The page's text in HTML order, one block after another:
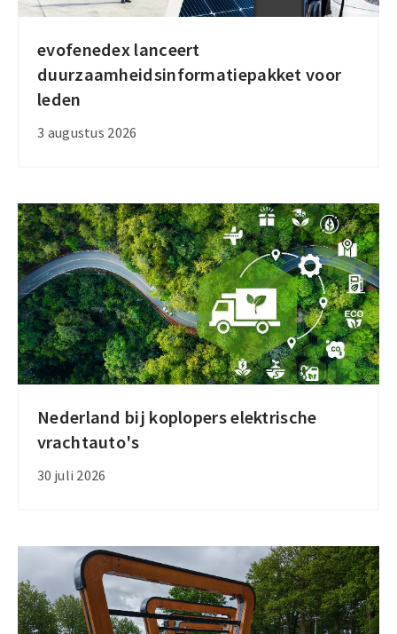
evofenedex lanceert
duurzaamheidsinformatiepakket voor
leden
3 augustus 2026
evofenedex
lanceert
duurzaamheidsinformatiepakket
voor
Nederland bij koplopers elektrische
vrachtauto's
30 juli 2026
Nederland
bij
koplopers